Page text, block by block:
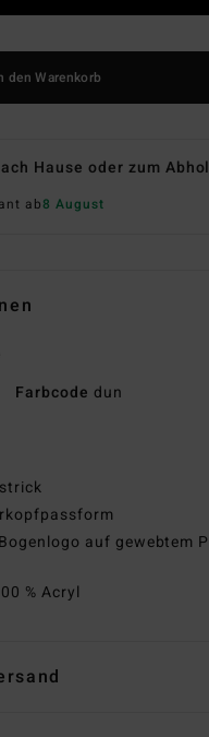
den Warenkorb
Hause oder zum
ab8 August
Farbcode dun
auf gewebtem
% Acryl